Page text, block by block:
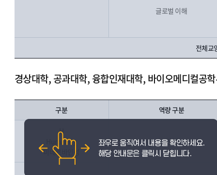
글로벌 이해
전체교
경상대학, 공과대학, 융합인재대학, 바이오메디컬공
구분 역량 구분
H
Humanity
미네르바인성
인성